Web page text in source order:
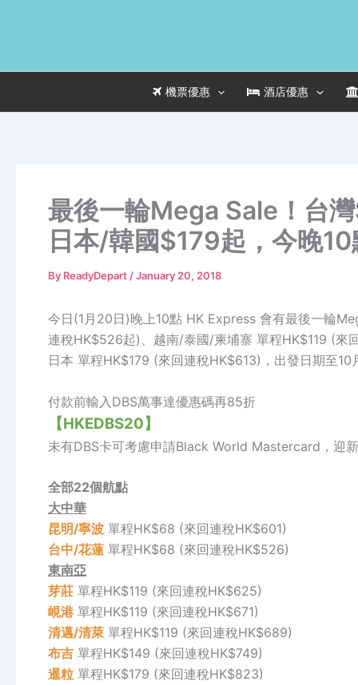
機票優惠 酒店優惠
最後一輪Mega Sale！台
日本/韓國$179起，今晚
By ReadyDepart /January 20, 2018
今日(1月20日)晚上10點 HK Express 會有最後一輪
連稅HK$526起)、越南/泰國/柬埔寨 單程HK$119 (
日本 單程HK$179 (來回連稅HK$613)，出發日期至
付款前輸入DBS萬事達優惠碼再85折
【HKEDBS20】
未有DBS卡可考慮申請Black World Mastercard，迎
全部22個航點
大中華
昆明/寧波 單程HK$68 (來回連稅HK$601)
台中/花蓮 單程HK$68 (來回連稅HK$526)
東南亞
芽莊 單程HK$119 (來回連稅HK$625)
峴港單程HK$119 (來回連稅HK$671)
清邁/清萊 單程HK$119 (來回連稅HK$689)
布吉 單程HK$149 (來回連稅HK$749)
暹粒 單程HK$179 (來回連稅HK$823)